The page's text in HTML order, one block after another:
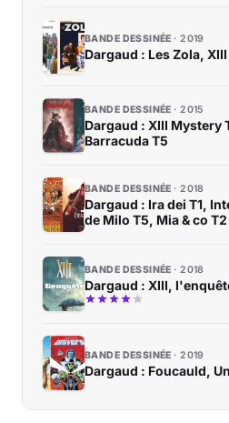
BANDE DESSINÉE 2019
Dargaud : Les Zola,
BANDE DESSINÉE 2015
Dargaud : XIII Mystery
Barracuda T5
BANDE DESSINÉE 2018
Dargaud : Ira dei T1,
de Milo T5, Mia & co T2
BANDE DESSINÉE 2018
Dargaud : XIII,
BANDE DESSINÉE 2019
Dargaud : Foucauld,